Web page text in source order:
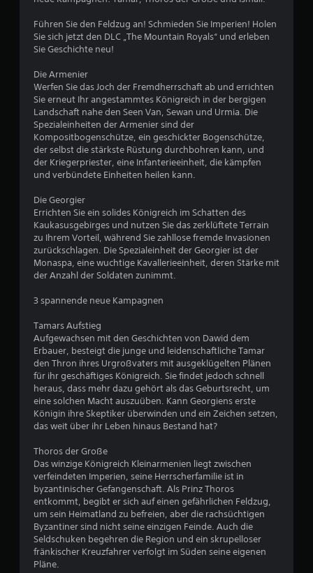
b
u
n
a
b
e
r
n
t
i
v
e
n
z
u
m
i
d
e
o
e
i
s
t
z
O
p
t
i
s
c
e
I
n
f
o
r
m
a
t
n
e
H
a
t
e
n
v
o
n
T
a
t
e
n
D
u
k
n
s
t
d
a
s
S
p
i
e
s
p
i
e
l
e
n
u
n
t
e
u
r
e
l
e
m
e
n
t
b
e
r
s
i
c
t
D
u
k
a
n
n
s
t
d
i
B
e
l
e
g
u
n
g
e
n
d
e
e
I
n
f
o
r
m
a
t
o
n
e
n
f
ü
r
n
e
r
e
S
p
i
e
l
e
a
u
f
d
e
r
e
n
H
Führen Sie den Feldzug an! Schmieden Sie Imperien! Holen
Sie sich jetzt den DLC „The Mountain Royals“ und erleben
Sie Geschichte neu!
Die Armenier
Werfen Sie das Joch der Fremdherrschaft ab und errichten
Sie erneut Ihr angestammtes Königreich in der bergigen
Landschaft nahe den Seen Van, Sewan und Urmia. Die
Spezialeinheiten der Armenier sind der
Kompositbogenschütze, ein geschickter Bogenschütze,
der selbst die stärkste Rüstung durchbohren kann, und
der Kriegerpriester, eine Infanterieeinheit, die kämpfen
und verbündete Einheiten heilen kann.
Die Georgier
Errichten Sie ein solides Königreich im Schatten des
Kaukasusgebirges und nutzen Sie das zerklüftete Terrain
zu Ihrem Vorteil, während Sie zahllose fremde Invasionen
zurückschlagen. Die Spezialeinheit der Georgier ist der
Monaspa, eine wuchtige Kavallerieeinheit, deren Stärke mit
der Anzahl der Soldaten zunimmt.
3 spannende neue Kampagnen
Tamars Aufstieg
Aufgewachsen mit den Geschichten von Dawid dem
Erbauer, besteigt die junge und leidenschaftliche Tamar
den Thron ihres Urgroßvaters mit ausgeklügelten Plänen
für ihr geschäftiges Königreich. Sie findet jedoch schnell
heraus, dass mehr dazu gehört als das Geburtsrecht, um
eine solchen Macht auszuüben. Kann Georgiens erste
Königin ihre Skeptiker überwinden und ein Zeichen setzen,
das weit über ihr Leben hinaus Bestand hat?
Thoros der Große
Das winzige Königreich Kleinarmenien liegt zwischen
verfeindeten Imperien, seine Herrscherfamilie ist in
byzantinischer Gefangenschaft. Als Prinz Thoros
entkommt, begibt er sich auf einen gefährlichen Feldzug,
um sein Heimatland zu befreien, aber die rachsüchtigen
Byzantiner sind nicht seine einzigen Feinde. Auch die
Seldschuken begehren die Region und ein skrupelloser
fränkischer Kreuzfahrer verfolgt im Süden seine eigenen
Pläne.